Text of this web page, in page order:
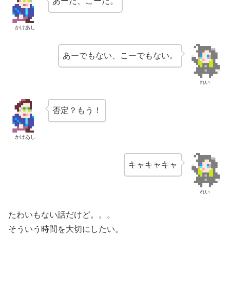
かけあし
れい
あーでもない、こーでもない。
かけあし
否定？もう！
れい
キャキャキャ
たわいもない話だけど。。。
そういう時間を大切にしたい。